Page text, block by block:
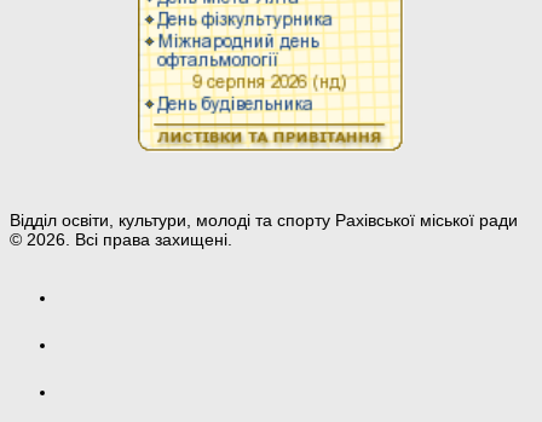
Відділ освіти, культури, молоді та спорту Рахівської міської ради
© 2026. Всі права захищені.